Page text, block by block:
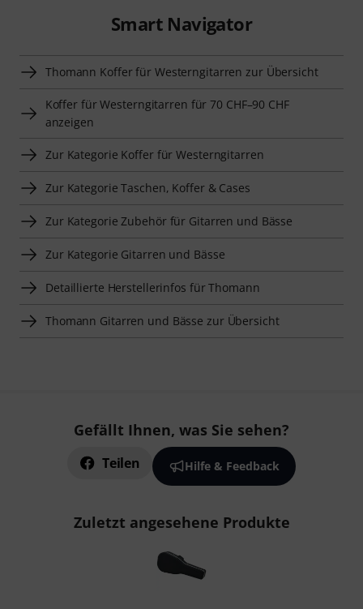
Smart Navigator
Thomann Koffer für Westerngitarren zur Übersicht
Koffer für Westerngitarren für 70 CHF–90 CHF
anzeigen
Zur Kategorie Koffer für Westerngitarren
Zur Kategorie Taschen, Koffer & Cases
Zur Kategorie Zubehör für Gitarren und Bässe
Zur Kategorie Gitarren und Bässe
Detaillierte Herstellerinfos für Thomann
Thomann Gitarren und Bässe zur Übersicht
Gefällt Ihnen, was Sie sehen?
Teilen Hilfe & Feedback
Zuletzt angesehene Produkte